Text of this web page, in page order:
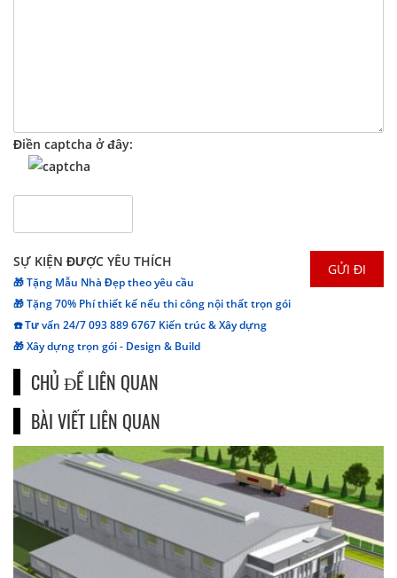
Điền captcha ở đây:
SỰ KIỆN ĐƯỢC YÊU THÍCH
🎁 Tặng Mẫu Nhà Đẹp theo yêu cầu
🎁 Tặng 70% Phí thiết kế nếu thi công nội thất trọn gói
☎️ Tư vấn 24/7 093 889 6767 Kiến trúc & Xây dựng
🎁 Xây dựng trọn gói - Design & Build
CHỦ ĐỀ LIÊN QUAN
BÀI VIẾT LIÊN QUAN